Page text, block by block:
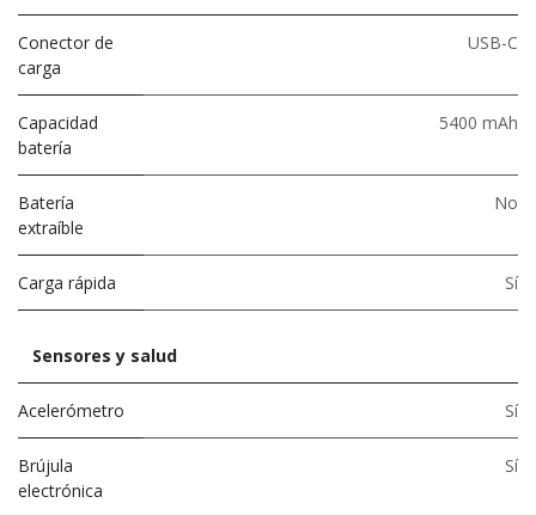
Conector de
carga
USB-C
Capacidad
batería
5400 mAh
Batería
extraíble
No
Carga rápida Sí
Sensores y salud
Acelerómetro Sí
Brújula
electrónica
Sí